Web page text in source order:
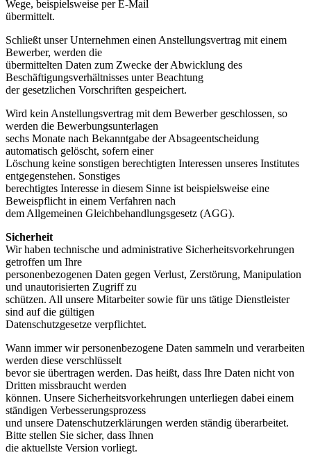
Wege, beispielsweise per E-Mail
übermittelt.
Schließt unser Unternehmen einen Anstellungsvertrag mit einem
Bewerber, werden die
übermittelten Daten zum Zwecke der Abwicklung des
Beschäftigungsverhältnisses unter Beachtung
der gesetzlichen Vorschriften gespeichert.
Wird kein Anstellungsvertrag mit dem Bewerber geschlossen, so
werden die Bewerbungsunterlagen
sechs Monate nach Bekanntgabe der Absageentscheidung
automatisch gelöscht, sofern einer
Löschung keine sonstigen berechtigten Interessen unseres Institutes
entgegenstehen. Sonstiges
berechtigtes Interesse in diesem Sinne ist beispielsweise eine
Beweispflicht in einem Verfahren nach
dem Allgemeinen Gleichbehandlungsgesetz (AGG).
Sicherheit
Wir haben technische und administrative Sicherheitsvorkehrungen
getroffen um Ihre
personenbezogenen Daten gegen Verlust, Zerstörung, Manipulation
und unautorisierten Zugriff zu
schützen. All unsere Mitarbeiter sowie für uns tätige Dienstleister
sind auf die gültigen
Datenschutzgesetze verpflichtet.
Wann immer wir personenbezogene Daten sammeln und verarbeiten
werden diese verschlüsselt
bevor sie übertragen werden. Das heißt, dass Ihre Daten nicht von
Dritten missbraucht werden
können. Unsere Sicherheitsvorkehrungen unterliegen dabei einem
ständigen Verbesserungsprozess
und unsere Datenschutzerklärungen werden ständig überarbeitet.
Bitte stellen Sie sicher, dass Ihnen
die aktuellste Version vorliegt.